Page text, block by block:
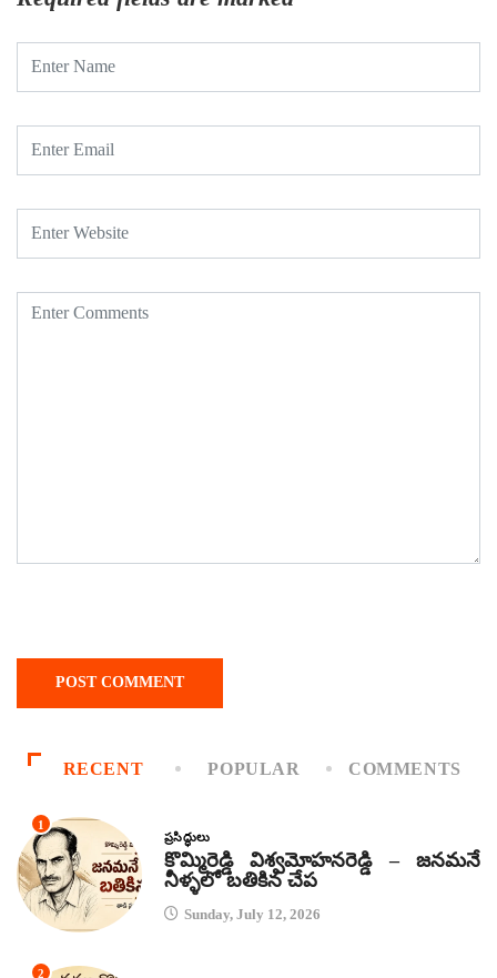
RECENT POPULAR COMMENTS
1
ప్రసిద్ధులు
కొమ్మిరెడ్డి విశ్వమోహనరెడ్డి – జనమనే
నీళ్ళలో బతికిన చేప
Sunday, July 12, 2026
2